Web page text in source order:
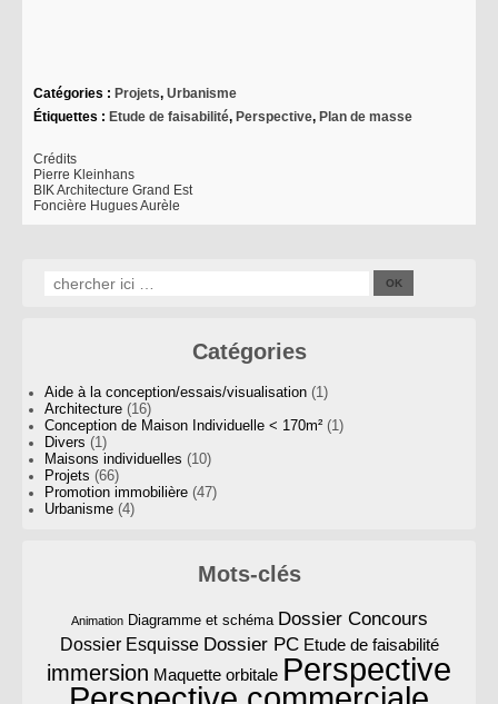
Catégories : Projets, Urbanisme
Étiquettes : Etude de faisabilité, Perspective, Plan de masse
Crédits
Pierre Kleinhans
BIK Architecture Grand Est
Foncière Hugues Aurèle
Catégories
Aide à la conception/essais/visualisation (1)
Architecture (16)
Conception de Maison Individuelle < 170m² (1)
Divers (1)
Maisons individuelles (10)
Projets (66)
Promotion immobilière (47)
Urbanisme (4)
Mots-clés
Animation Diagramme et schéma Dossier Concours
Dossier Esquisse Dossier PC Etude de faisabilité
immersion Maquette orbitale Perspective